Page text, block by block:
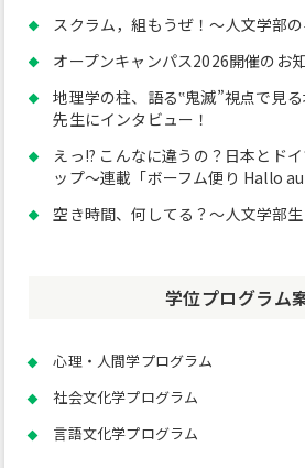
スクラム，組もうぜ！～人文学部
オープンキャンパス2026開催のお
地理学の柱、語る‟鬼滅”視点で見
先生にインタビュー！
えっ!? こんなに違うの？日本とド
ップ～連載「ボーフム便り Hallo
空き時間、何してる？～人文学部
学位プログラム
心理・人間学プログラム
社会文化学プログラム
言語文化学プログラム